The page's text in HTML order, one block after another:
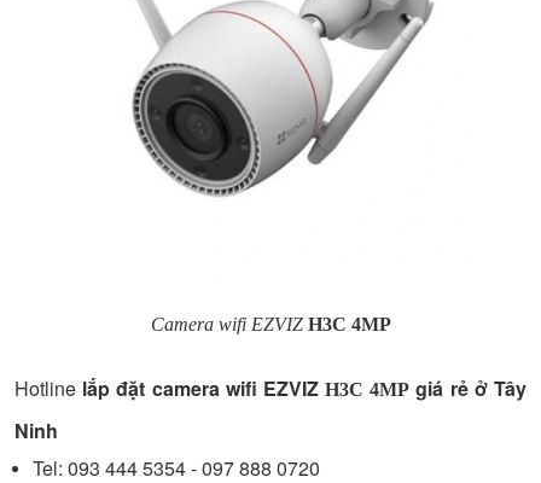
Camera wifi EZVIZ H3C 4MP
Hotline lắp đặt camera wifi EZVIZH3C 4MP giá rẻ ở Tây
Ninh
Tel: 093 444 5354 - 097 888 0720